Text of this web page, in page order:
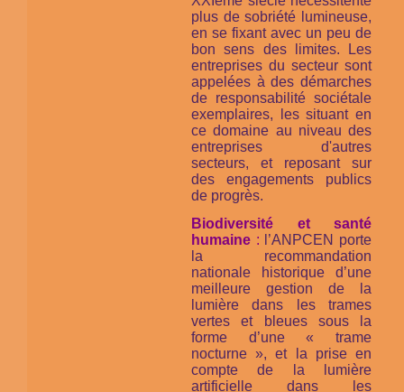
plus de sobriété lumineuse,
en se fixant avec un peu de
bon sens des limites. Les
entreprises du secteur sont
appelées à des démarches
de responsabilité sociétale
exemplaires, les situant en
ce domaine au niveau des
entreprises d'autres
secteurs, et reposant sur
des engagements publics
de progrès.
Biodiversité et santé
humaine : l’ANPCEN porte
la recommandation
nationale historique d’une
meilleure gestion de la
lumière dans les trames
vertes et bleues sous la
forme d’une « trame
nocturne », et la prise en
compte de la lumière
artificielle dans les